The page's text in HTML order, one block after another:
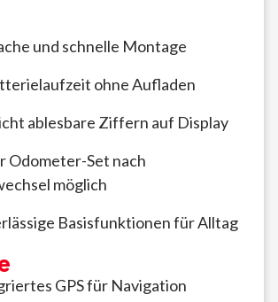
und schnelle Montage
ohne Aufladen
ablesbare Ziffern auf Display
Odometer-Set nach
möglich
Basisfunktionen für Alltag
GPS für Navigation